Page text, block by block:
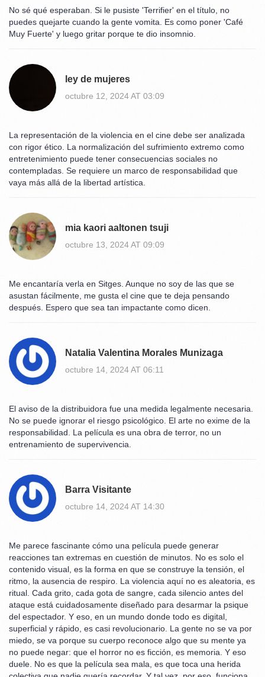
No sé qué esperaban. Si le pusiste 'Terrifier' en el título, no
puedes quejarte cuando la gente vomita. Es como poner 'Café
Muy Fuerte' y luego gritar porque te dio insomnio.
ley de mujeres
octubre 12, 2024 AT 03:09
La representación de la violencia en el cine debe ser analizada
con rigor ético. La normalización del sufrimiento extremo como
entretenimiento puede tener consecuencias sociales no
contempladas. Se requiere un marco de responsabilidad que
vaya más allá de la libertad artística.
mia kaori aaltonen tsuji
octubre 13, 2024 AT 09:09
Me encantaría verla en Sitges. Aunque no soy de las que se
asustan fácilmente, me gusta el cine que te deja pensando
después. Espero que sea tan impactante como dicen.
Natalia Valentina Morales Munizaga
octubre 14, 2024 AT 06:11
El aviso de la distribuidora fue una medida legalmente necesaria.
No se puede ignorar el riesgo psicológico. El arte no exime de la
responsabilidad. La película es una obra de terror, no un
entrenamiento de supervivencia.
Barra Visitante
octubre 14, 2024 AT 14:30
Me parece fascinante cómo una película puede generar
reacciones tan extremas en cuestión de minutos. No es solo el
contenido visual, es la forma en que se construye la tensión, el
ritmo, la ausencia de respiro. La violencia aquí no es aleatoria, es
ritual. Cada grito, cada gota de sangre, cada silencio antes del
ataque está cuidadosamente diseñado para desarmar la psique
del espectador. Y eso, en un mundo donde todo es digital,
superficial y rápido, es casi revolucionario. La gente no se va por
miedo, se va porque su cuerpo reconoce algo que su mente ya
no puede negar: que el horror no es ficción, es memoria. Y eso
duele. No es que la película sea mala, es que toca una herida